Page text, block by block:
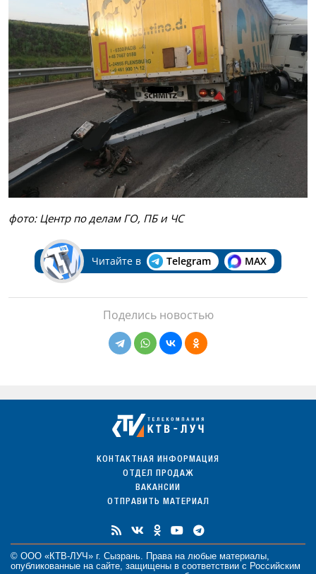
фото: Центр по делам ГО, ПБ и ЧС
Читайте в Telegram MAX
Поделись новостью
КОНТАКТНАЯ ИНФОРМАЦИЯ
ОТДЕЛ ПРОДАЖ
ВАКАНСИИ
ОТПРАВИТЬ МАТЕРИАЛ
© ООО «КТВ-ЛУЧ» г. Сызрань. Права на любые материалы,
опубликованные на сайте, защищены в соответствии с Российским